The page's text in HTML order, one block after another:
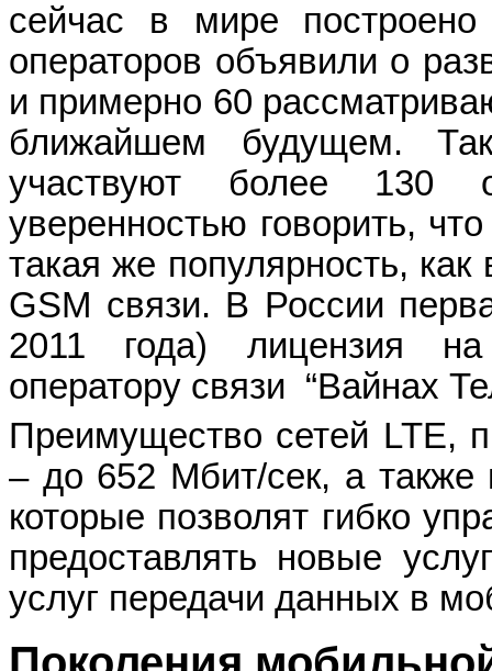
сейчас в мире
операторов объявили о
и примерно 60
ближайшем будущем.
участвуют более 130
уверенностью говорить,
такая же популярность,
GSM связи. В России
2011 года) лицензия
оператору связи “Вайнах
Преимущество сетей LTE,
– до 652 Мбит/сек, а также
которые позволят гибко
предоставлять новые
услуг передачи данных в